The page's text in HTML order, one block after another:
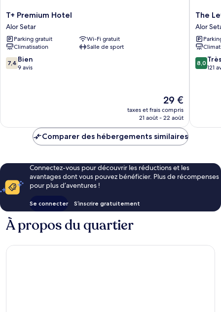
T+
Premium
Hotel
Alor
Setar
T+ Premium Hotel
Alor Setar
Parking gratuit
Wi-Fi gratuit
Climatisation
Salle de sport
7.4
sur
7,4 Bien
9 avis
Le
nouveau
prix
de
29 €
taxes et frais compris
21 août - 22 août
The
Business
Hotel
Alor
Setar
The
Alor
8.0
sur
8,0
121
Comparer des hébergements similaires
Connectez-vous pour découvrir les réductions et les
avantages dont vous pouvez bénéficier. Plus de récompenses
pour plus d’aventures !
Se connecter S’inscrire gratuitement
À propos du quartier